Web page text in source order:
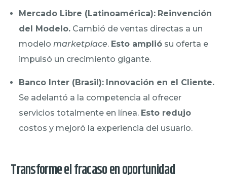
Mercado Libre (Latinoamérica): Reinvención
del Modelo. Cambió de ventas directas a un
modelo marketplace. Esto amplió su oferta e
impulsó un crecimiento gigante.
Banco Inter (Brasil): Innovación en el Cliente.
Se adelantó a la competencia al ofrecer
servicios totalmente en línea. Esto redujo
costos y mejoró la experiencia del usuario.
Transforme el fracaso en oportunidad